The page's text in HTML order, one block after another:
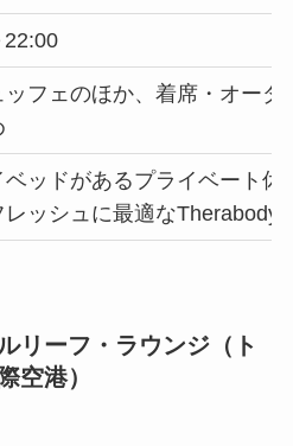
22:00
ッフェのほか、着席・オー
ベッドがあるプライベート休
レッシュに最適な
ーフ・ラウンジ（ト
空港）